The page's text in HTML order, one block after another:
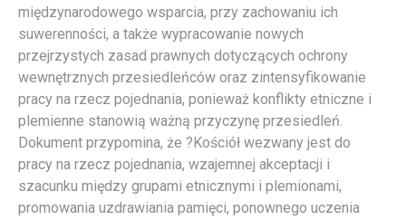
międzynarodowego wsparcia, przy zachowaniu ich
suwerenności, a także wypracowanie nowych
przejrzystych zasad prawnych dotyczących ochrony
wewnętrznych przesiedleńców oraz zintensyfikowanie
pracy na rzecz pojednania, ponieważ konflikty etniczne i
plemienne stanowią ważną przyczynę przesiedleń.
Dokument przypomina, że ?Kościół wezwany jest do
pracy na rzecz pojednania, wzajemnej akceptacji i
szacunku między grupami etnicznymi i plemionami,
promowania uzdrawiania pamięci, ponownego uczenia